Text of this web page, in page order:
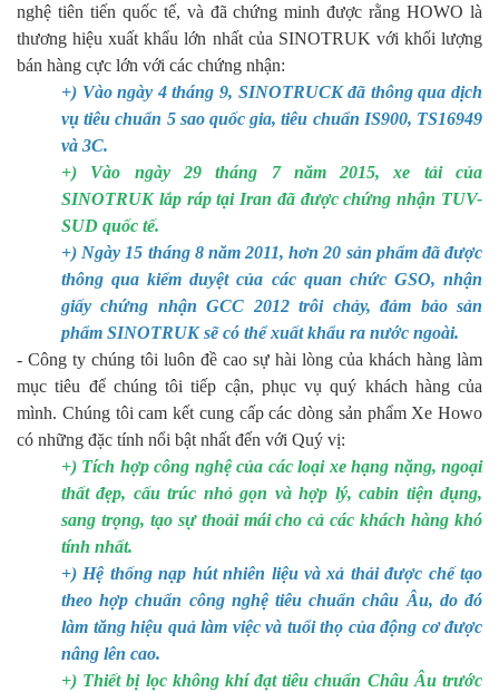
nghệ tiên tiến quốc tế, và đã chứng minh được rằng HOWO là
thương hiệu xuất khẩu lớn nhất của SINOTRUK với khối lượng
bán hàng cực lớn với các chứng nhận:
+) Vào ngày 4 tháng 9, SINOTRUCK đã thông qua dịch
vụ tiêu chuẩn 5 sao quốc gia, tiêu chuẩn IS900, TS16949
và 3C.
+) Vào ngày 29 tháng 7 năm 2015, xe tải của
SINOTRUK lắp ráp tại Iran đã được chứng nhận TUV-
SUD quốc tế.
+) Ngày 15 tháng 8 năm 2011, hơn 20 sản phẩm đã được
thông qua kiểm duyệt của các quan chức GSO, nhận
giấy chứng nhận GCC 2012 trôi chảy, đảm bảo sản
phẩm SINOTRUK sẽ có thể xuất khẩu ra nước ngoài.
- Công ty chúng tôi luôn đề cao sự hài lòng của khách hàng làm
mục tiêu để chúng tôi tiếp cận, phục vụ quý khách hàng của
mình. Chúng tôi cam kết cung cấp các dòng sản phẩm Xe Howo
có những đặc tính nổi bật nhất đến với Quý vị:
+) Tích hợp công nghệ của các loại xe hạng nặng, ngoại
thất đẹp, cấu trúc nhỏ gọn và hợp lý, cabin tiện dụng,
sang trọng, tạo sự thoải mái cho cả các khách hàng khó
tính nhất.
+) Hệ thống nạp hút nhiên liệu và xả thải được chế tạo
theo hợp chuẩn công nghệ tiêu chuẩn châu Âu, do đó
làm tăng hiệu quả làm việc và tuổi thọ của động cơ được
nâng lên cao.
+) Thiết bị lọc không khí đạt tiêu chuẩn Châu Âu trước